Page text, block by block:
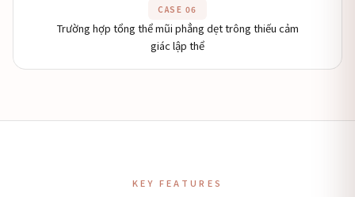
CASE 06
Trường hợp tổng thể mũi phẳng dẹt trông thiếu cảm
giác lập thể
KEY FEATURES